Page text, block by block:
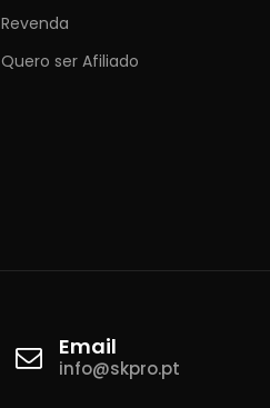
Revenda
Quero ser Afiliado
Email
info@skpro.pt